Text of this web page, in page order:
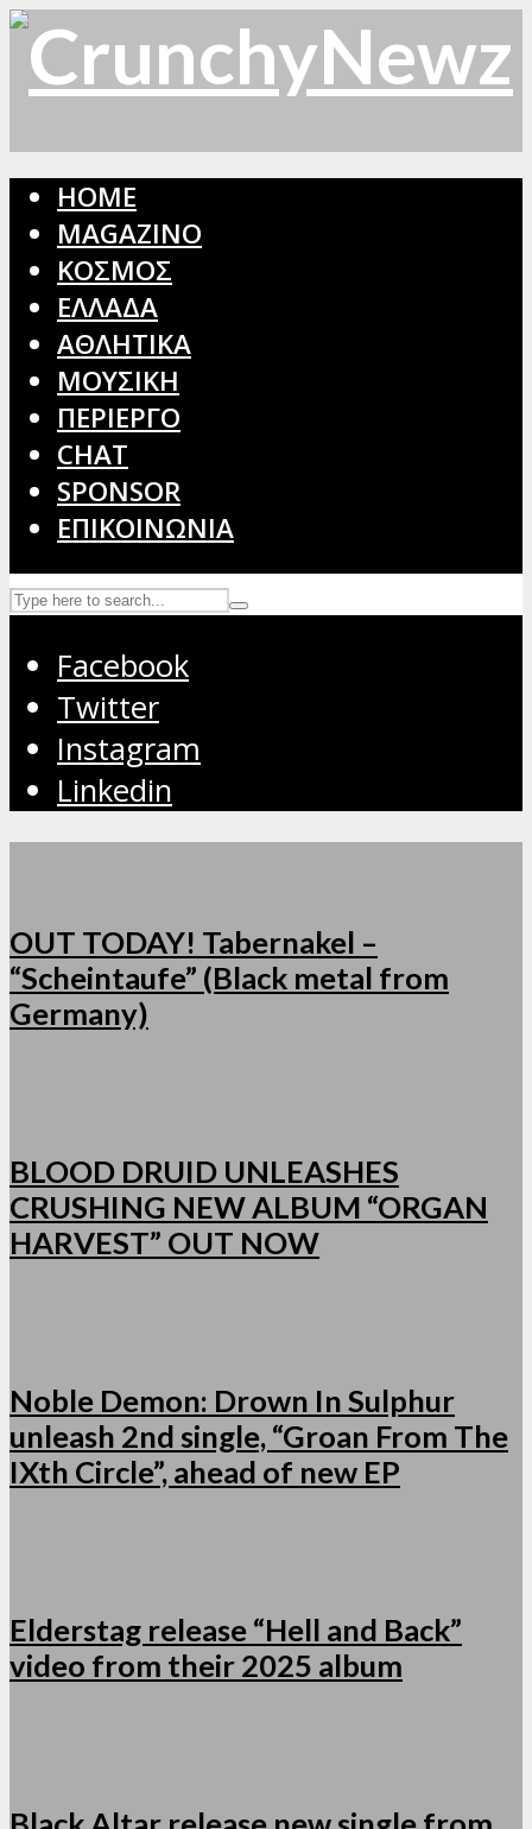
HOME
MAGAZINO
ΚΟΣΜΟΣ
ΕΛΛΑΔΑ
ΑΘΛΗΤΙΚΑ
ΜΟΥΣΙΚΗ
ΠΕΡΙΕΡΓΟ
CHAT
SPONSOR
ΕΠΙΚΟΙΝΩΝΙΑ
Facebook
Twitter
Instagram
Linkedin
OUT TODAY! Tabernakel –
“Scheintaufe” (Black metal from
Germany)
BLOOD DRUID UNLEASHES
CRUSHING NEW ALBUM “ORGAN
HARVEST” OUT NOW
Noble Demon: Drown In Sulphur
unleash 2nd single, “Groan From The
IXth Circle”, ahead of new EP
Elderstag release “Hell and Back”
video from their 2025 album